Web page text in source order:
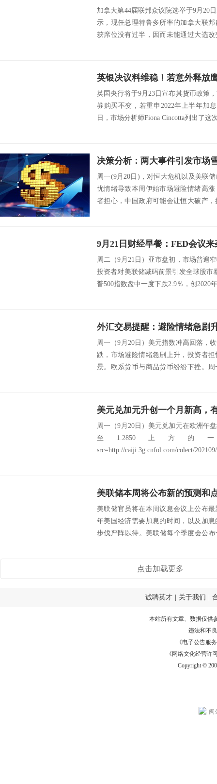
加拿大第44届联邦众议院选举于9月20
示，现任总理特鲁多所率的加拿大联
获席位没有过半，因而未能通过大选
英国央行将于9月23日宣布其货币政策
券购买不变，若重申2022年上半年加
日，市场分析师Fiona Cincotta列出了这
周一(9月20日)，对恒大危机以及美联
忧情绪导致本周伊始市场避险情绪高
者担心，中国政府可能会让恒大破产
周二（9月21日）亚市盘初，市场普遍
投资者对美联储减码前景引发全球股市
普500指数盘中一度下跌2.9％，创2020
外汇交易提醒：避险情绪急剧
周一（9月20日）美元指数冲高回落，
跌，市场避险情绪急剧上升，投资者
景。欧系货币与商品货币纷纷下挫。
美元兑加元升创一个月新高，
周一（9月20日）美元兑加元在欧洲午
至1.2850上方
src=http://caiji.3g.cnfol.com/colect/
美联储官员将在本周议息会议上公布
年美国经济需要加息的时间，以及加
步伐严阵以待。美联储每个季度会公
点击加载更多
诚聘英才 关于我们
本站所有文章、数据仅供
违法和不
《电子公告服务
《网络文化经营许
Copyright ©
闽